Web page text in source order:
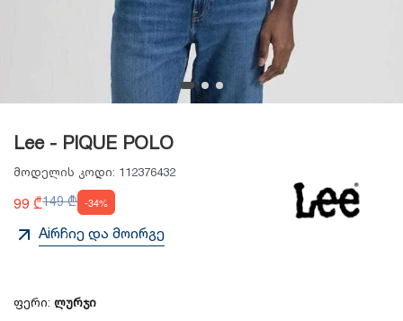
Lee - PIQUE POLO
მოდელის კოდი: 112376432
99 ₾149 ₾ -34%
Aiრჩიე და მოირგე
ფერი: ლურჯი